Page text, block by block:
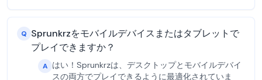
Q Sprunkrzをモバイルデバイスまたはタブレットで
プレイできますか？
A はい！Sprunkrzは、デスクトップとモバイルデバイ
スの両方でプレイできるように最適化されていま